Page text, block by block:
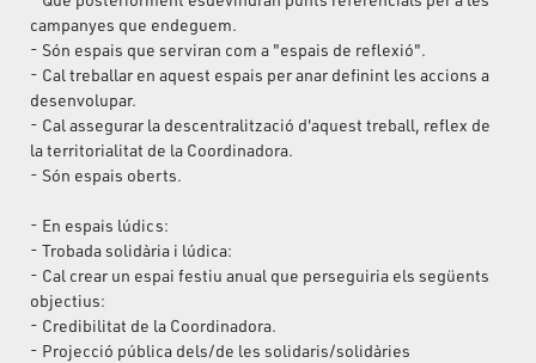
campanyes que endeguem.
- Són espais que serviran com a "espais de reflexió".
- Cal treballar en aquest espais per anar definint les accions a
desenvolupar.
- Cal assegurar la descentralització d'aquest treball, reflex de
la territorialitat de la Coordinadora.
- Són espais oberts.
- En espais lúdics:
- Trobada solidària i lúdica:
- Cal crear un espai festiu anual que perseguiria els següents
objectius:
- Credibilitat de la Coordinadora.
- Projecció pública dels/de les solidaris/solidàries